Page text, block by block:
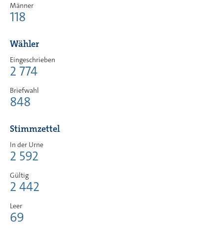
Männer
118
Wähler
Eingeschrieben
2 774
Briefwahl
848
Stimmzettel
In der Urne
2 592
Gültig
2 442
Leer
69